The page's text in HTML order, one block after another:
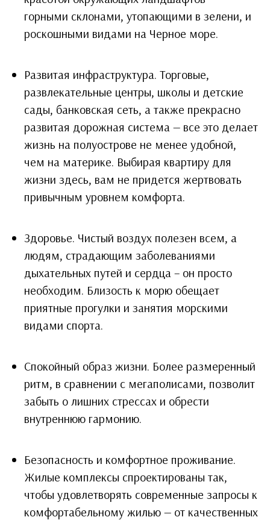
горными склонами, утопающими в зелени, и
роскошными видами на Черное море.
Развитая инфраструктура. Торговые,
развлекательные центры, школы и детские
сады, банковская сеть, а также прекрасно
развитая дорожная система — все это делает
жизнь на полуострове не менее удобной,
чем на материке. Выбирая квартиру для
жизни здесь, вам не придется жертвовать
привычным уровнем комфорта.
Здоровье. Чистый воздух полезен всем, а
людям, страдающим заболеваниями
дыхательных путей и сердца – он просто
необходим. Близость к морю обещает
приятные прогулки и занятия морскими
видами спорта.
Спокойный образ жизни. Более размеренный
ритм, в сравнении с мегаполисами, позволит
забыть о лишних стрессах и обрести
внутреннюю гармонию.
Безопасность и комфортное проживание.
Жилые комплексы спроектированы так,
чтобы удовлетворять современные запросы к
комфортабельному жилью — от качественных